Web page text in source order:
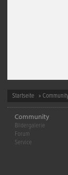
Startseite »
Community
Bildergalerie
Forum
Service